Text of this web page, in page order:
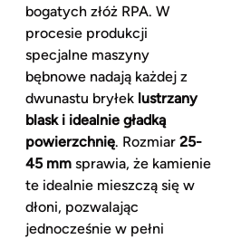
bogatych złóż RPA. W
procesie produkcji
specjalne maszyny
bębnowe nadają każdej z
dwunastu bryłek lustrzany
blask i idealnie gładką
powierzchnię. Rozmiar 25-
45 mmsprawia, że kamienie
te idealnie mieszczą się w
dłoni, pozwalając
jednocześnie w pełni